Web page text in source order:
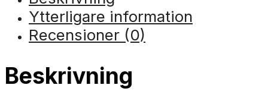
Ytterligare information
Recensioner (0)
Beskrivning